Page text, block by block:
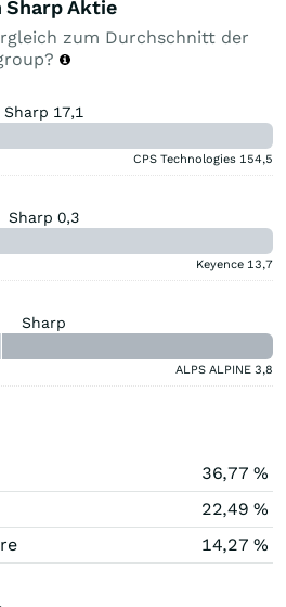
Sharp Aktie
zum Durchschnitt der
Sharp 17,1
CPS Technologies 154,5
Sharp 0,3
Keyence 13,7
Sharp
ALPS ALPINE 3,8
36,77 %
22,49 %
14,27 %